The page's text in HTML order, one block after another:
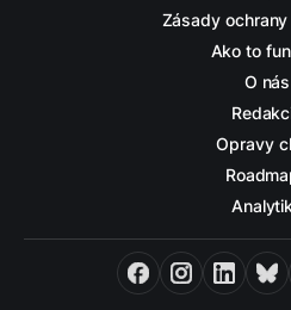
Zásady
Ako to
O nás
Opravy
FacebookInstagramLinkedIn